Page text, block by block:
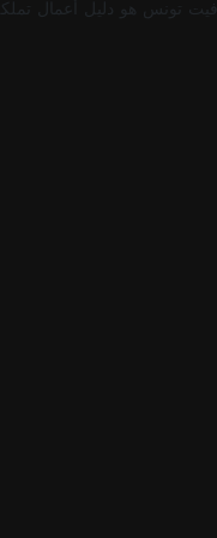
تونس هو دليل أعمال